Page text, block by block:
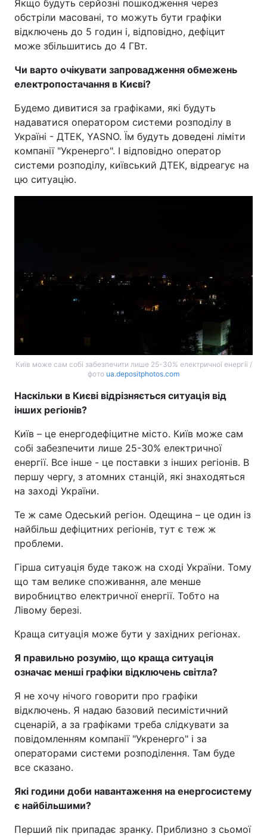
Якщо будуть серйозні пошкодження через
обстріли масовані, то можуть бути графіки
відключень до 5 годин і, відповідно, дефіцит
може збільшитись до 4 ГВт.
Чи варто очікувати запровадження обмежень
електропостачання в Києві?
Будемо дивитися за графіками, які будуть
надаватися оператором системи розподілу в
Україні - ДТЕК, YASNO. Їм будуть доведені ліміти
компанії "Укренерго". І відповідно оператор
системи розподілу, київський ДТЕК, відреагує на
цю ситуацію.
Київ може сам собі забезпечити лише 25-30% електричної енергії /
фото ua.depositphotos.com
Наскільки в Києві відрізняється ситуація від
інших регіонів?
Київ – це енергодефіцитне місто. Київ може сам
собі забезпечити лише 25-30% електричної
енергії. Все інше - це поставки з інших регіонів. В
першу чергу, з атомних станцій, які знаходяться
на заході України.
Те ж саме Одеський регіон. Одещина – це один із
найбільш дефіцитних регіонів, тут є теж ж
проблеми.
Гірша ситуація буде також на сході України. Тому
що там велике споживання, але менше
виробництво електричної енергії. Тобто на
Лівому березі.
Краща ситуація може бути у західних регіонах.
Я правильно розумію, що краща ситуація
означає менші графіки відключень світла?
Я не хочу нічого говорити про графіки
відключень. Я надаю базовий песимістичний
сценарій, а за графіками треба слідкувати за
повідомленням компанії "Укренерго" і за
операторами системи розподілення. Там буде
все сказано.
Які години доби навантаження на енергосистему
є найбільшими?
Перший пік припадає зранку. Приблизно з сьомої